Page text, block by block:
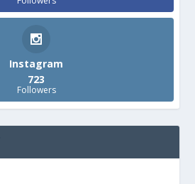
Instagram
723
Followers